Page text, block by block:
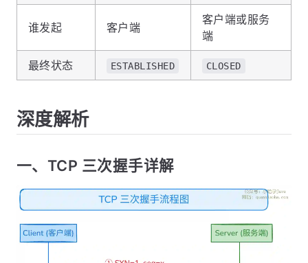
谁发起 客户端
客户端或服务
端
最终状态 ESTABLISHED CLOSED
深度解析
一、TCP 三次握手详解